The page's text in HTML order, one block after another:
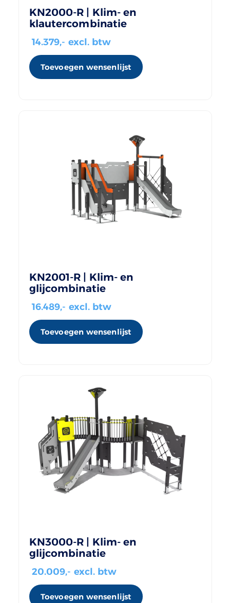
KN2000-R | Klim- en
klautercombinatie
14.379,- excl. btw
Toevoegen wensenlijst
KN2001-R | Klim- en
glijcombinatie
16.489,- excl. btw
Toevoegen wensenlijst
KN3000-R | Klim- en
glijcombinatie
20.009,- excl. btw
Toevoegen wensenlijst